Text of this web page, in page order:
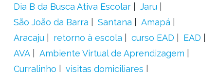
Dia B da Busca Ativa Escolar
Jaru
São João da Barra
Santana
Amapá
Aracaju
retorno à escola curso EAD
EAD
AVA
Ambiente Virtual de Aprendizagem
Curralinho
visitas domiciliares